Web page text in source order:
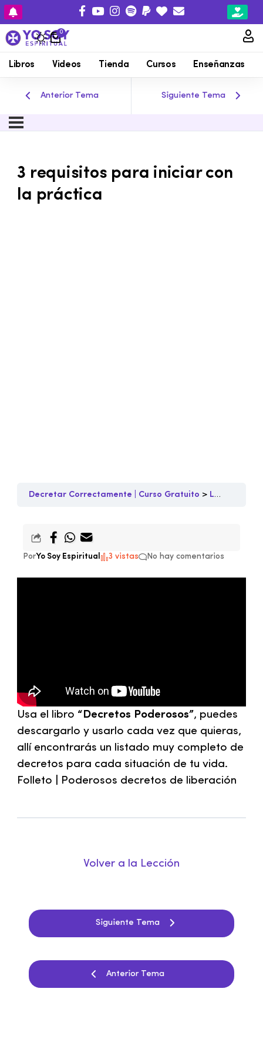
0
Libros Videos Tienda Cursos Enseñanzas
Anterior Tema Siguiente Tema
3 requisitos para iniciar con
la práctica
Decretar Correctamente | Curso Gratuito Lección 5 ⭐
PorYo Soy Espiritual 3 vistas No hay comentarios
Usa el libro “Decretos Poderosos”, puedes
descargarlo y usarlo cada vez que quieras,
allí encontrarás un listado muy completo de
decretos para cada situación de tu vida.
Folleto | Poderosos decretos de liberación
Anterior Tema
Volver a la Lección
Siguiente Tema